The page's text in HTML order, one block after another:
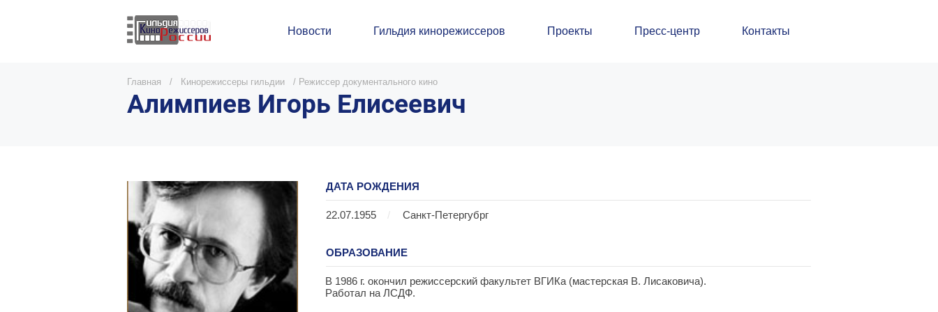
Новости Гильдия кинорежиссеров Проекты Пресс-центр Контакты
Главная / Кинорежиссеры гильдии / Режиссер документального кино
Алимпиев Игорь Елисеевич
ДАТА РОЖДЕНИЯ
22.07.1955 / Санкт-Петергубрг
ОБРАЗОВАНИЕ
В 1986 г. окончил режиссерский факультет ВГИКа (мастерская В. Лисаковича).
Работал на ЛСДФ.